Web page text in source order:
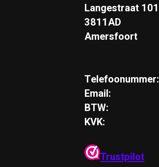
Langestraat 101
3811AD
Amersfoort
Telefoonummer:
Email:
BTW:
KVK:
Trustpilot